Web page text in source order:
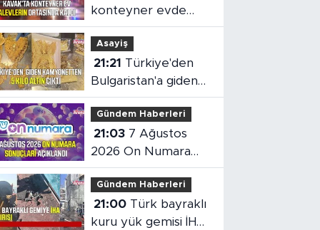
konteyner evde
yangın çıktı
Asayiş
21:21
Bulgaristan'a giden
kamyonetten 5 kilo
altın çıktı
Gündem Haberleri
21:03
2026 On Numara
sonuçları açıklandı
Gündem Haberleri
21:00
kuru yük gemisi İHA